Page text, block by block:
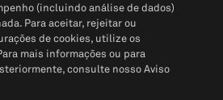
(incluindo análise de dados)
Para aceitar, rejeitar ou
de cookies, utilize os
mais informações ou para
consulte nosso Aviso